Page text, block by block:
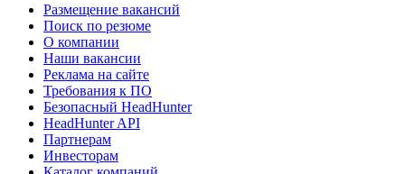
Размещение вакансий
Поиск по резюме
О компании
Наши вакансии
Реклама на сайте
Требования к ПО
Безопасный HeadHunter
HeadHunter API
Партнерам
Инвесторам